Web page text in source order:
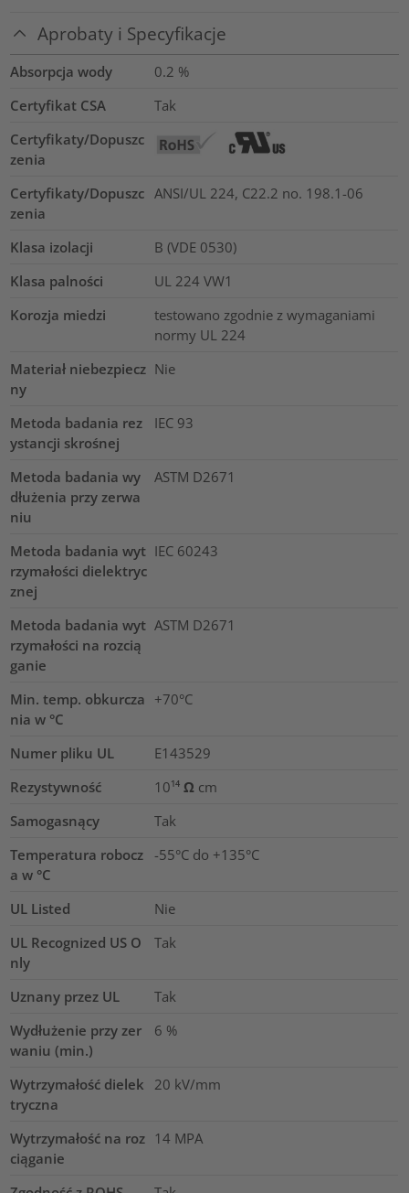
Aprobaty i Specyfikacje
Absorpcja wody 0.2 %
Certyfikat CSA
Tak
Certyfikaty/Dopuszc
zenia
Certyfikaty/Dopuszc
zenia
ANSI/UL 224, C22.2 no. 198.1-06
Klasa izolacji
B (VDE 0530)
Klasa palności
UL 224 VW1
Korozja miedzi
testowano zgodnie z wymaganiami
normy UL 224
Materiał niebezpiecz
ny
Nie
Metoda badania rez
ystancji skrośnej
IEC 93
Metoda badania wy
dłużenia przy zerwa
niu
ASTM D2671
Metoda badania wyt
rzymałości dielektryc
znej
IEC 60243
Metoda badania wyt
rzymałości na rozcią
ganie
ASTM D2671
Min. temp. obkurcza
nia w °C
+70°C
Numer pliku UL
E143529
Rezystywność
10¹⁴ Ω cm
Samogasnący
Tak
Temperatura robocz
a w °C
-55°C do +135°C
UL Listed
Nie
UL Recognized US O
nly
Tak
Uznany przez UL
Tak
Wydłużenie przy zer
waniu (min.)
6 %
Wytrzymałość dielek
tryczna
20 kV/mm
Wytrzymałość na roz
ciąganie
14 MPA